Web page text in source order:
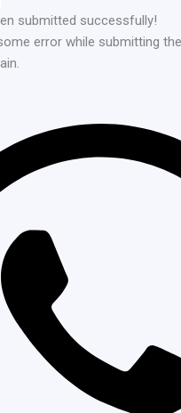
submitted successfully!
error while submitting